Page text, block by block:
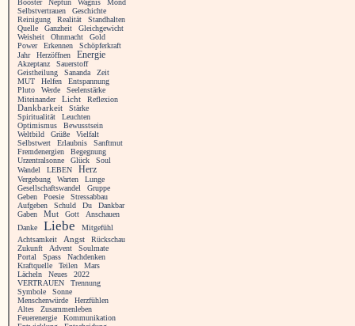
Booster
Neptun Wagnis
Mond
Selbstvertrauen
Geschichte
Reinigung
Realität
Standhalten
Quelle
Ganzheit
Gleichgewicht
Weisheit
Ohnmacht
Gold
Power
Erkennen
Schöpferkraft
Jahr
Herzöffnen Energie
Akzeptanz
Sauerstoff
Geistheilung
Sananda
Zeit
MUT
Helfen
Entspannung
Pluto
Werde
Seelenstärke
Miteinander
Licht
Reflexion
Dankbarkeit
Stärke
Spiritualität
Leuchten
Optimismus
Bewusstsein
Weltbild
Grüße
Vielfalt
Selbstwert
Erlaubnis
Sanftmut
Fremdenergien
Begegnung
Urzentralsonne
Glück
Soul
Wandel
LEBEN Herz
Vergebung Warten
Lunge
Gesellschaftswandel
Gruppe
Geben
Poesie
Stressabbau
Aufgeben
Schuld Du
Dankbar
Gaben
Mut Gott
Anschauen
Danke
Liebe
Mitgefühl
Achtsamkeit
Angst
Rückschau
Zukunft
Advent
Soulmate
Portal
Spass
Nachdenken
Kraftquelle
Teilen
Mars
Lächeln
Neues
2022
VERTRAUEN
Trennung
Symbole
Sonne
Menschenwürde
Herzfühlen
Altes
Zusammenleben
Feuerenergie
Kommunikation